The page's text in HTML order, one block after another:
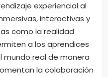
experiencial al
interactivas y
como la realidad
a los aprendices
mundo real de manera
la colaboración